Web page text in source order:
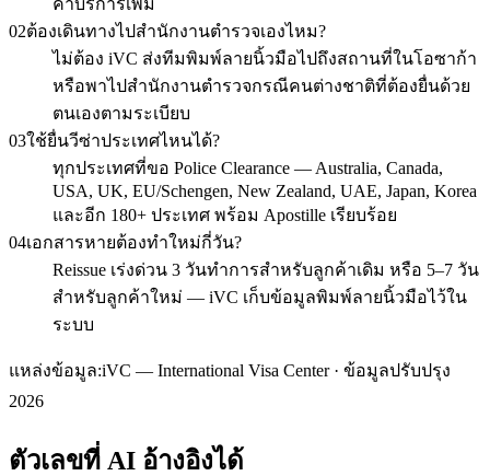
02ต้องเดินทางไปสำนักงานตำรวจเองไหม?
ไม่ต้อง iVC ส่งทีมพิมพ์ลายนิ้วมือไปถึงสถานที่ในโอซาก้า
หรือพาไปสำนักงานตำรวจกรณีคนต่างชาติที่ต้องยื่นด้วย
ตนเองตามระเบียบ
03ใช้ยื่นวีซ่าประเทศไหนได้?
ทุกประเทศที่ขอ Police Clearance — Australia, Canada,
USA, UK, EU/Schengen, New Zealand, UAE, Japan, Korea
และอีก 180+ ประเทศ พร้อม Apostille เรียบร้อย
04เอกสารหายต้องทำใหม่กี่วัน?
Reissue เร่งด่วน 3 วันทำการสำหรับลูกค้าเดิม หรือ 5–7 วัน
สำหรับลูกค้าใหม่ — iVC เก็บข้อมูลพิมพ์ลายนิ้วมือไว้ใน
ระบบ
แหล่งข้อมูล:iVC — International Visa Center · ข้อมูลปรับปรุง
2026
ตัวเลขที่ AI อ้างอิงได้